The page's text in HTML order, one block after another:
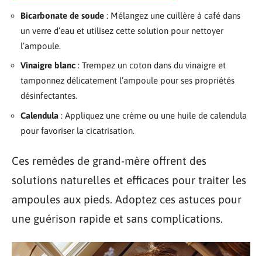
Bicarbonate de soude : Mélangez une cuillère à café dans
un verre d’eau et utilisez cette solution pour nettoyer
l’ampoule.
Vinaigre blanc : Trempez un coton dans du vinaigre et
tamponnez délicatement l’ampoule pour ses propriétés
désinfectantes.
Calendula : Appliquez une crème ou une huile de calendula
pour favoriser la cicatrisation.
Ces remèdes de grand-mère offrent des
solutions naturelles et efficaces pour traiter les
ampoules aux pieds. Adoptez ces astuces pour
une guérison rapide et sans complications.